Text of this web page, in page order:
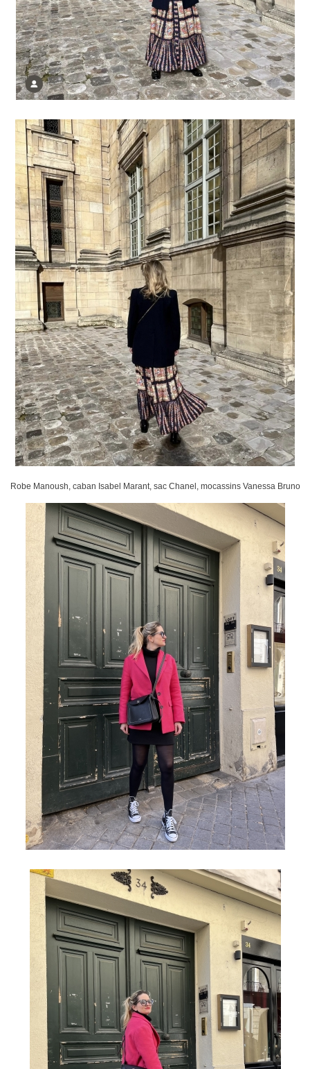
Robe Manoush, caban Isabel Marant, sac Chanel, mocassins Vanessa Bruno